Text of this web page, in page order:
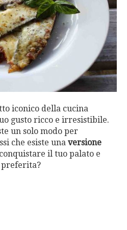
iconico della cucina
gusto ricco e irresistibile.
un solo modo per
che esiste una versione
il tuo palato e